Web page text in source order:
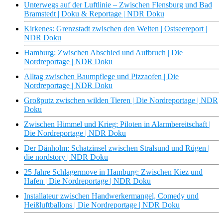
Unterwegs auf der Luftlinie – Zwischen Flensburg und Bad
Bramstedt | Doku & Reportage | NDR Doku
Kirkenes: Grenzstadt zwischen den Welten | Ostseereport |
NDR Doku
Hamburg: Zwischen Abschied und Aufbruch | Die
Nordreportage | NDR Doku
Alltag zwischen Baumpflege und Pizzaofen | Die
Nordreportage | NDR Doku
Großputz zwischen wilden Tieren | Die Nordreportage | NDR
Doku
Zwischen Himmel und Krieg: Piloten in Alarmbereitschaft |
Die Nordreportage | NDR Doku
Der Dänholm: Schatzinsel zwischen Stralsund und Rügen |
die nordstory | NDR Doku
25 Jahre Schlagermove in Hamburg: Zwischen Kiez und
Hafen | Die Nordreportage | NDR Doku
Installateur zwischen Handwerkermangel, Comedy und
Heißluftballons | Die Nordreportage | NDR Doku